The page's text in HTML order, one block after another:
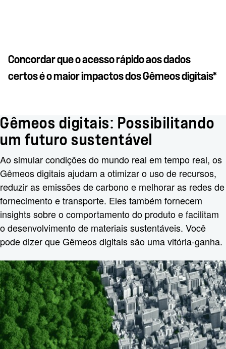
Concordar que o acesso rápido aos dados
certos é o maior impactos dos Gêmeos digitais*
Gêmeos digitais: Possibilitando
um futuro sustentável
Ao simular condições do mundo real em tempo real, os
Gêmeos digitais ajudam a otimizar o uso de recursos,
reduzir as emissões de carbono e melhorar as redes de
fornecimento e transporte. Eles também fornecem
insights sobre o comportamento do produto e facilitam
o desenvolvimento de materiais sustentáveis. Você
pode dizer que Gêmeos digitais são uma vitória-ganha.